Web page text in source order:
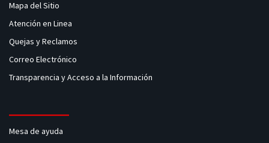
Mapa del Sitio
Atención en Linea
Quejas y Reclamos
Correo Electrónico
Transparencia y Acceso a la Información
Mesa de ayuda